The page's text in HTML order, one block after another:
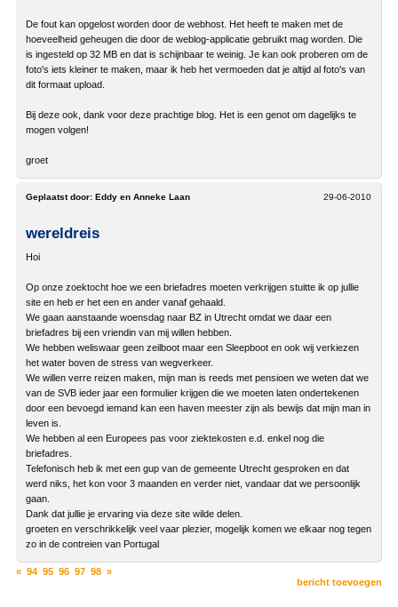
De fout kan opgelost worden door de webhost. Het heeft te maken met de
hoeveelheid geheugen die door de weblog-applicatie gebruikt mag worden. Die
is ingesteld op 32 MB en dat is schijnbaar te weinig. Je kan ook proberen om de
foto's iets kleiner te maken, maar ik heb het vermoeden dat je altijd al foto's van
dit formaat upload.
Bij deze ook, dank voor deze prachtige blog. Het is een genot om dagelijks te
mogen volgen!
groet
29-06-2010
Geplaatst door: Eddy en Anneke Laan
wereldreis
Hoi
Op onze zoektocht hoe we een briefadres moeten verkrijgen stuitte ik op jullie
site en heb er het een en ander vanaf gehaald.
We gaan aanstaande woensdag naar BZ in Utrecht omdat we daar een
briefadres bij een vriendin van mij willen hebben.
We hebben weliswaar geen zeilboot maar een Sleepboot en ook wij verkiezen
het water boven de stress van wegverkeer.
We willen verre reizen maken, mijn man is reeds met pensioen we weten dat we
van de SVB ieder jaar een formulier krijgen die we moeten laten ondertekenen
door een bevoegd iemand kan een haven meester zijn als bewijs dat mijn man in
leven is.
We hebben al een Europees pas voor ziektekosten e.d. enkel nog die
briefadres.
Telefonisch heb ik met een gup van de gemeente Utrecht gesproken en dat
werd niks, het kon voor 3 maanden en verder niet, vandaar dat we persoonlijk
gaan.
Dank dat jullie je ervaring via deze site wilde delen.
groeten en verschrikkelijk veel vaar plezier, mogelijk komen we elkaar nog tegen
zo in de contreien van Portugal
« 94 95 96 97 98 »
bericht toevoegen